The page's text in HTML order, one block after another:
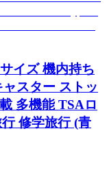
イズ 機内持ち
スター ストッ
多機能 TSAロ
修学旅行 (青